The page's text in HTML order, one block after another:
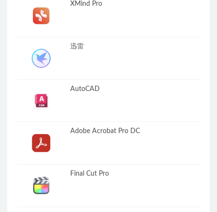
XMind Pro
迅雷
AutoCAD
Adobe Acrobat Pro DC
Final Cut Pro